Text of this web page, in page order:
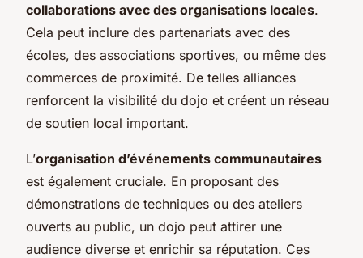
collaborations avec des organisations locales.
Cela peut inclure des partenariats avec des
écoles, des associations sportives, ou même des
commerces de proximité. De telles alliances
renforcent la visibilité du dojo et créent un réseau
de soutien local important.
L’organisation d’événements communautaires
est également cruciale. En proposant des
démonstrations de techniques ou des ateliers
ouverts au public, un dojo peut attirer une
audience diverse et enrichir sa réputation. Ces